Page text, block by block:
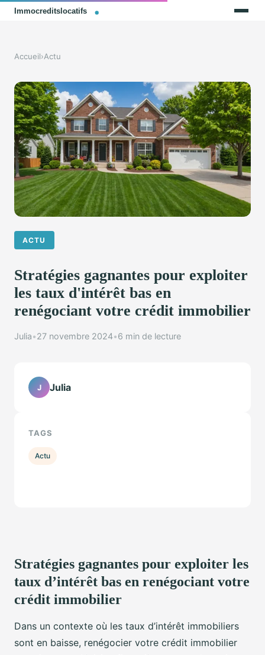
Accueil›Actu
ACTU
Stratégies gagnantes pour exploiter
les taux d'intérêt bas en
renégociant votre crédit immobilier
Julia•27 novembre 2024•6 min de lecture
Stratégies gagnantes pour exploiter les
taux d’intérêt bas en renégociant votre
crédit immobilier
Dans un contexte où les taux d’intérêt immobiliers
sont en baisse, renégocier votre crédit immobilier
J Julia
TAGS
Actu